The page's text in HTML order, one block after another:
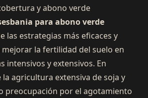
y abono verde
para abono verde
las estrategias más eficaces y
la fertilidad del suelo en
intensivos y extensivos. En
agricultura extensiva de soja y
preocupación por el agotamiento